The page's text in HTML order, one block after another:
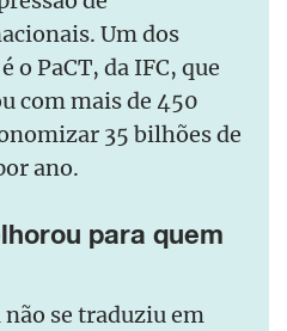
Um dos
o PaCT, da IFC, que
com mais de 450
35 bilhões de
ano.
para quem
se traduziu em